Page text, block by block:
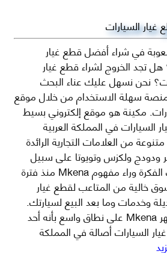
السيارات
في شراء أفضل قطع غيار
هل تجد الخروج لشراء قطع غيار
نحن نسهل عليك عناء البحث
سهلة الاستخدام من خلال موقع
مكينة هو موقع إلكتروني بسيط
السيارات في المملكة العربية
من العلامات التجارية الرائدة
ودودج ولكزس وتويوتا على سبيل
المثال لا الحصر. نشأت الفكرة وراء مفهوم Mkena منذ فترة
خالية من المتاعب لقطع غيار
وخدمات وما بعد البيع لسيارتك.
ومنذ ذلك الحين ، اشتهر Mkena على نطاق واسع بأنه أحد
السيارات أصالة في المملكة